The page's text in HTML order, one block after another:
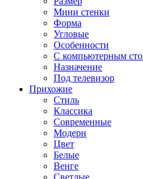
Мини стенки
Форма
Угловые
Особенности
С компьютерным
Назначение
Под телевизор
Прихожие
Стиль
Классика
Современные
Модерн
Цвет
Белые
Венге
Светлые